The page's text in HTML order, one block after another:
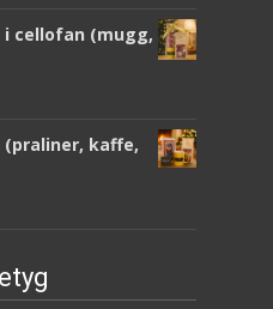
i cellofan (mugg,
(praliner, kaffe,